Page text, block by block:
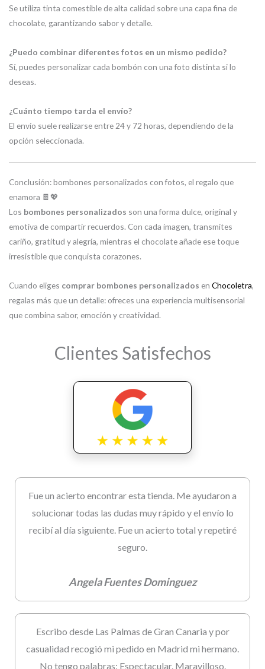
Se utiliza tinta comestible de alta calidad sobre una capa fina de
chocolate, garantizando sabor y detalle.
¿Puedo combinar diferentes fotos en un mismo pedido?
Sí, puedes personalizar cada bombón con una foto distinta si lo
deseas.
¿Cuánto tiempo tarda el envío?
El envío suele realizarse entre 24 y 72 horas, dependiendo de la
opción seleccionada.
Conclusión: bombones personalizados con fotos, el regalo que
enamora 🍫💖
Los bombones personalizados son una forma dulce, original y
emotiva de compartir recuerdos. Con cada imagen, transmites
cariño, gratitud y alegría, mientras el chocolate añade ese toque
irresistible que conquista corazones.
Cuando eliges comprar bombones personalizados en Chocoletra,
regalas más que un detalle: ofreces una experiencia multisensorial
que combina sabor, emoción y creatividad.
Clientes Satisfechos
Fue un acierto encontrar esta tienda. Me ayudaron a
solucionar todas las dudas muy rápido y el envío lo
recibí al día siguiente. Fue un acierto total y repetiré
seguro.
Angela Fuentes Dominguez
Escribo desde Las Palmas de Gran Canaria y por
casualidad recogió mi pedido en Madrid mi hermano.
No tengo palabras: Espectacular. Maravilloso.